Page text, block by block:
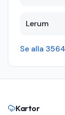
Lerum
Se alla 3564
Kartor